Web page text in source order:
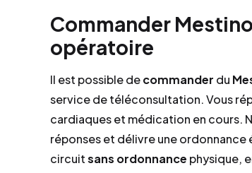
Commander
opératoire
Il est possible decommander du
service de téléconsultation. Vous
cardiaques et médication en cours.
réponses et délivre une ordonnance
circuitsans ordonnance physique,